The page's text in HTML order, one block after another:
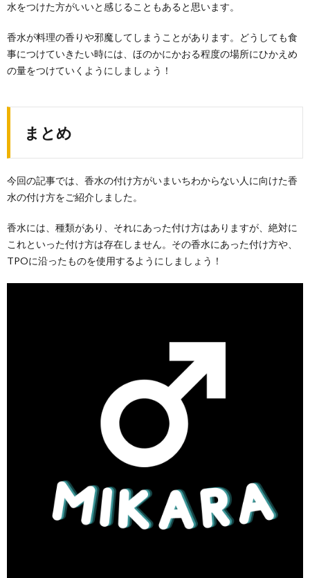
水をつけた方がいいと感じることもあると思います。
香水が料理の香りや邪魔してしまうことがあります。どうしても食
事につけていきたい時には、ほのかにかおる程度の場所にひかえめ
の量をつけていくようにしましょう！
まとめ
今回の記事では、香水の付け方がいまいちわからない人に向けた香
水の付け方をご紹介しました。
香水には、種類があり、それにあった付け方はありますが、絶対に
これといった付け方は存在しません。その香水にあった付け方や、
TPOに沿ったものを使用するようにしましょう！